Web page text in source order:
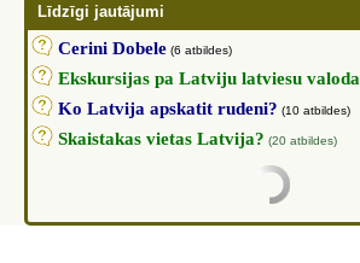
Līdzīgi jautājumi
Cerini Dobele (6 atbildes)
Ekskursijas pa Latviju latviesu valoda
Ko Latvija apskatit rudeni? (10 atbildes)
Skaistakas vietas Latvija? (20 atbildes)